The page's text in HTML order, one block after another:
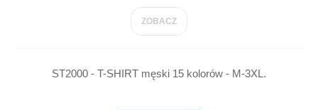
ZOBACZ
ST2000 - T-SHIRT męski 15 kolorów - M-3XL.